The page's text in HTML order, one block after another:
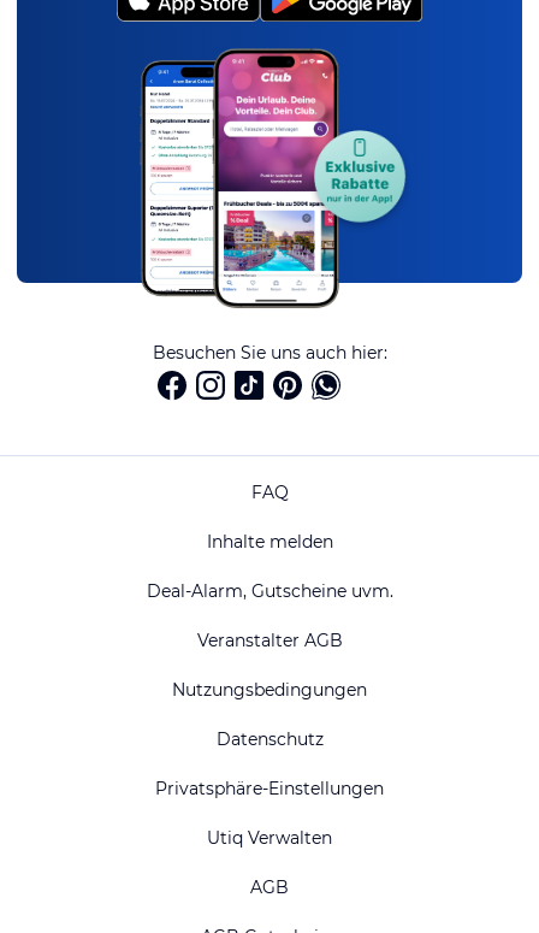
Besuchen Sie uns auch hier:
FAQ
Inhalte melden
Deal-Alarm, Gutscheine uvm.
Veranstalter AGB
Nutzungsbedingungen
Datenschutz
Privatsphäre-Einstellungen
Utiq Verwalten
AGB